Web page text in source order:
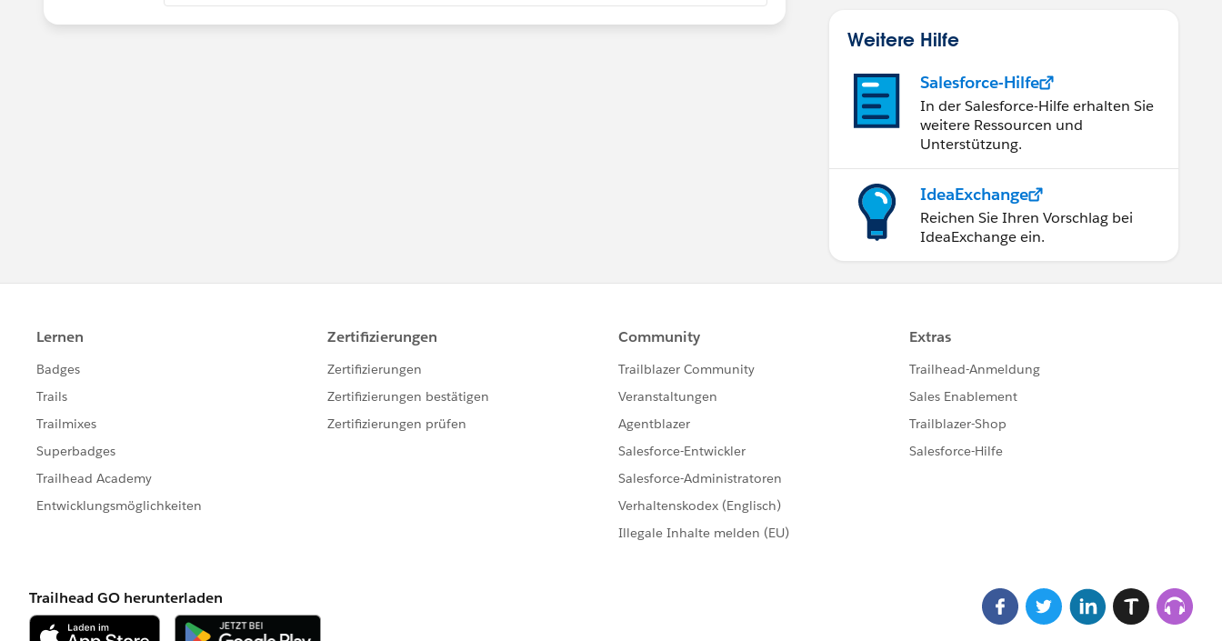
Weitere Hilfe
Salesforce-Hilfe
In der Salesforce-Hilfe erhalten Sie
weitere Ressourcen und
Unterstützung.
IdeaExchange
Reichen Sie Ihren Vorschlag bei
IdeaExchange ein.